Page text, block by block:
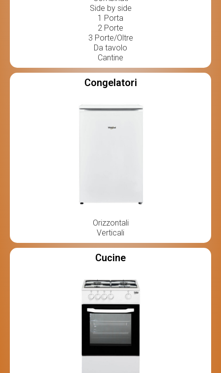
Side by side
1 Porta
2 Porte
3 Porte/Oltre
Da tavolo
Cantine
Congelatori
Orizzontali
Verticali
Cucine